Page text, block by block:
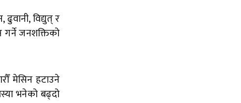
विद्युत् र
गर्ने जनशक्तिको
मेसिन हटाउने
भनेको बढ्दो